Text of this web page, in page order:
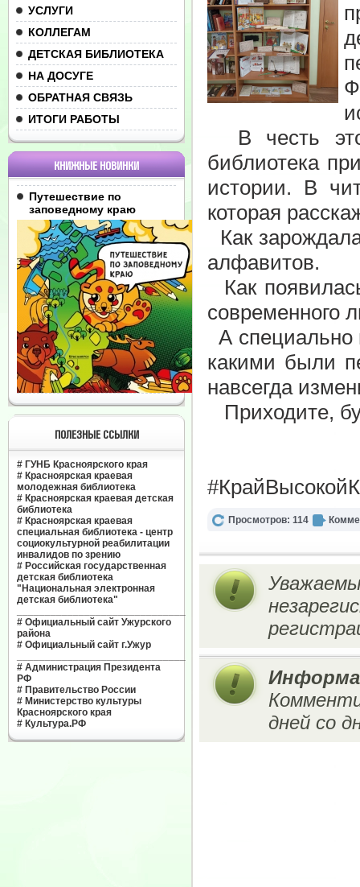
УСЛУГИ
КОЛЛЕГАМ
ДЕТСКАЯ БИБЛИОТЕКА
НА ДОСУГЕ
ОБРАТНАЯ СВЯЗЬ
ИТОГИ РАБОТЫ
КНИЖНЫЕ НОВИНКИ
Путешествие по
заповедному краю
ПОЛЕЗНЫЕ ССЫЛКИ
# ГУНБ Красноярского края
# Красноярская краевая
молодежная библиотека
# Красноярская краевая детская
библиотека
# Красноярская краевая
специальная библиотека - центр
социокультурной реабилитации
инвалидов по зрению
# Российская государственная
детская библиотека
"Национальная электронная
детская библиотека"
# Официальный сайт Ужурского
района
# Официальный сайт г.Ужур
# Администрация Президента
РФ
# Правительство России
# Министерство культуры
Красноярского края
# Культура.РФ
В честь
библиотека
истории. В
которая
Как
алфавитов.
Как
современного
А специально
какими были
навсегда
Приходите,
Просмотров: 114
дней со